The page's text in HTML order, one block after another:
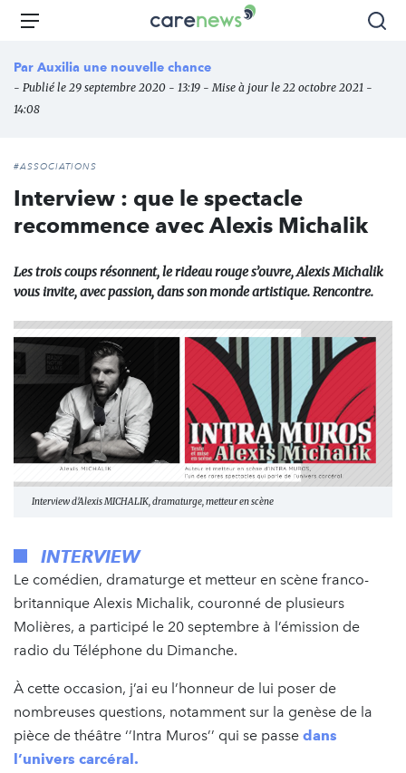
Aller
principal
Carenews,
média
des
Menu
Par Auxilia une nouvelle chance
- Publié le 29 septembre 2020 - 13:19 - Mise à jour le 22 octobre 2021 -
14:08
#ASSOCIATIONS
Interview : que le spectacle
recommence avec Alexis Michalik
Les trois coups résonnent, le rideau rouge s’ouvre, Alexis Michalik
vous invite, avec passion, dans son monde artistique. Rencontre.
Interview d'Alexis MICHALIK, dramaturge, metteur en scène
INTERVIEW
Le comédien, dramaturge et metteur en scène franco-
britannique Alexis Michalik, couronné de plusieurs
Molières, a participé le 20 septembre à l’émission de
radio du Téléphone du Dimanche.
À cette occasion, j’ai eu l’honneur de lui poser de
nombreuses questions, notamment sur la genèse de la
pièce de théâtre ‘’Intra Muros’’ qui se passe dans
l’univers carcéral.